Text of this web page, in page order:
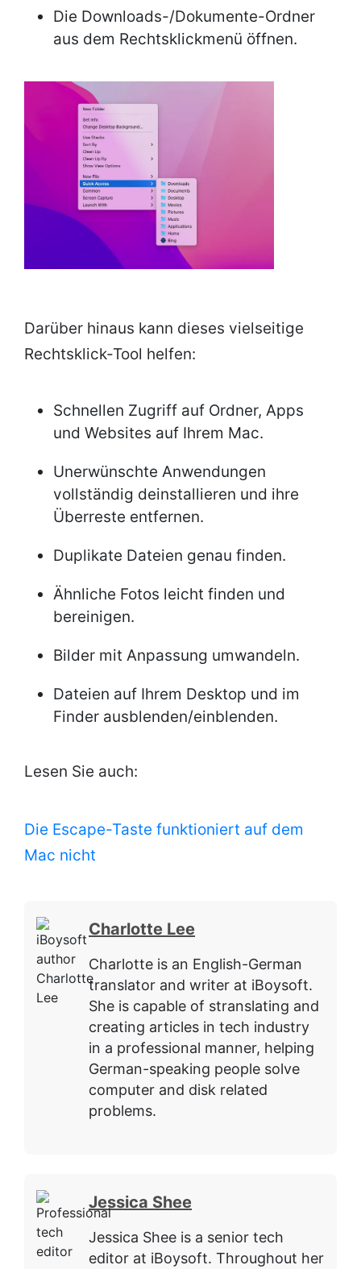
Die Downloads-/Dokumente-Ordner
aus dem Rechtsklickmenü öffnen.
Darüber hinaus kann dieses vielseitige
Rechtsklick-Tool helfen:
Schnellen Zugriff auf Ordner, Apps
und Websites auf Ihrem Mac.
Unerwünschte Anwendungen
vollständig deinstallieren und ihre
Überreste entfernen.
Duplikate Dateien genau finden.
Ähnliche Fotos leicht finden und
bereinigen.
Bilder mit Anpassung umwandeln.
Dateien auf Ihrem Desktop und im
Finder ausblenden/einblenden.
Lesen Sie auch:
Die Escape-Taste funktioniert auf dem
Mac nicht
Charlotte Lee
Charlotte is an English-German
translator and writer at iBoysoft.
She is capable of stranslating and
creating articles in tech industry
in a professional manner, helping
German-speaking people solve
computer and disk related
problems.
Jessica Shee
Jessica Shee is a senior tech
editor at iBoysoft. Throughout her